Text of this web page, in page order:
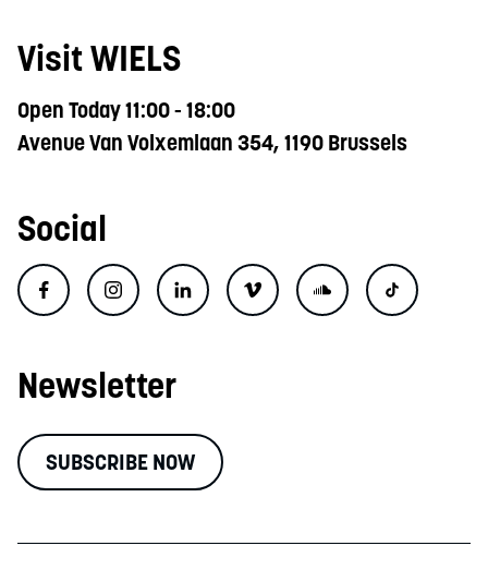
Visit WIELS
Open Today 11:00 - 18:00
Avenue Van Volxemlaan 354, 1190 Brussels
Social
Newsletter
SUBSCRIBE NOW